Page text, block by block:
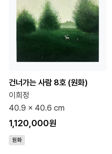
건너가는 사람 8호 (원화)
이희정
40.9 x 40.6 cm
1,120,000원
원화